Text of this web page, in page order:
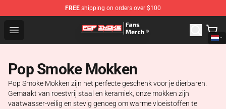
FREE shipping on orders over $100
Open menu
Pop Smoke Store - Official Pop Smoke Merchandise
Pop Smoke Mokken
Pop Smoke Mokken zijn het perfecte geschenk voor je dierbaren.
Gemaakt van roestvrij staal en keramiek, onze mokken zijn
vaatwasser-veilig en stevig genoeg om warme vloeistoffen te